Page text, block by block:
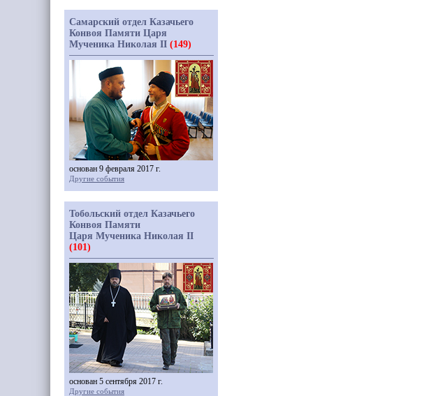
Самарский отдел Казачьего
Конвоя Памяти Царя
Мученика Николая II (149)
основан 9 февраля 2017 г.
Другие события
Тобольский отдел Казачьего
Конвоя Памяти
Царя Мученика Николая II
(101)
основан 5 сентября 2017 г.
Другие события